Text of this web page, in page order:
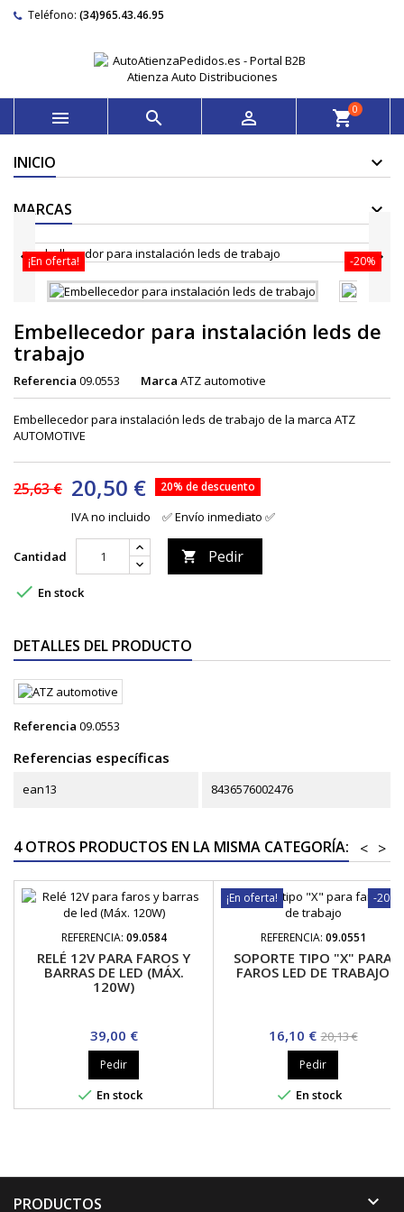
Teléfono: (34)965.43.46.95
   shopping_cart0
INICIO
MARCAS
-20%
¡En oferta!
 
Embellecedor para instalación leds de
trabajo
Referencia 09.0553 Marca ATZ automotive
Embellecedor para instalación leds de trabajo de la marca ATZ
AUTOMOTIVE
25,63 € 20,50 € 20% de descuento
IVA no incluido ✅ Envío inmediato ✅
Cantidad  Pedir
 En stock
DETALLES DEL PRODUCTO
Referencia 09.0553
Referencias específicas
ean13 8436576002476
4 OTROS PRODUCTOS EN LA MISMA CATEGORÍA: >
<
REFERENCIA: 09.0584
RELÉ 12V PARA FAROS Y
BARRAS DE LED (MÁX.
120W)
Precio
39,00 €
Pedir
 En stock
-20%
¡En oferta!
REFERENCIA: 09.0551
SOPORTE TIPO "X" PARA
FAROS LED DE TRABAJO
Precio
16,10 € Precio
base
20,13 €
Pedir
 En stock
PRODUCTOS 